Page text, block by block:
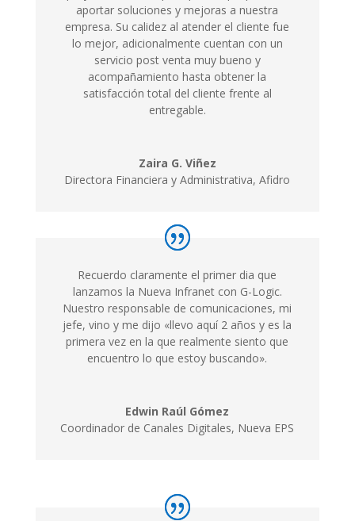
aportar soluciones y mejoras a nuestra
empresa. Su calidez al atender el cliente fue
lo mejor, adicionalmente cuentan con un
servicio post venta muy bueno y
acompañamiento hasta obtener la
satisfacción total del cliente frente al
entregable.
Zaira G. Viñez
Directora Financiera y Administrativa, Afidro
Recuerdo claramente el primer dia que
lanzamos la Nueva Infranet con G-Logic.
Nuestro responsable de comunicaciones, mi
jefe, vino y me dijo «llevo aquí 2 años y es la
primera vez en la que realmente siento que
encuentro lo que estoy buscando».
Edwin Raúl Gómez
Coordinador de Canales Digitales, Nueva EPS